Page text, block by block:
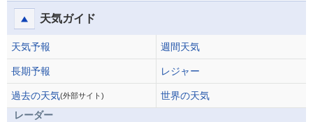
天気ガイド
天気予報 週間天気
長期予報 レジャー
過去の天気(外部サイト)
世界の天気
レーダー